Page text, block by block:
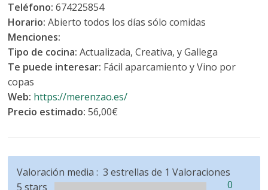
Teléfono:674225854
Horario:Abierto todos los días sólo comidas
Menciones:
Tipo de cocina:Actualizada, Creativa, y Gallega
Te puede interesar: Fácil aparcamiento y Vino por
copas
Web: https://merenzao.es/
Precio estimado:56,00€
Valoración media :
5 stars
0
3 estrellas de 1 Valoraciones